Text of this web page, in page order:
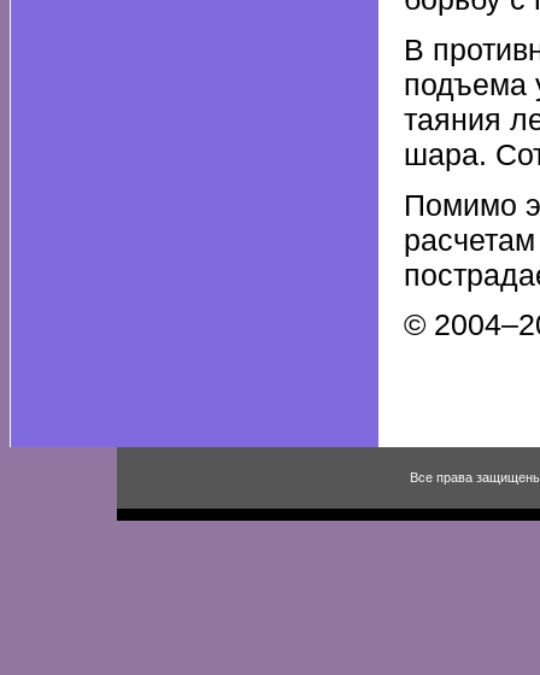
В
подъема
таяния
шара.
Помимо
©
Все права